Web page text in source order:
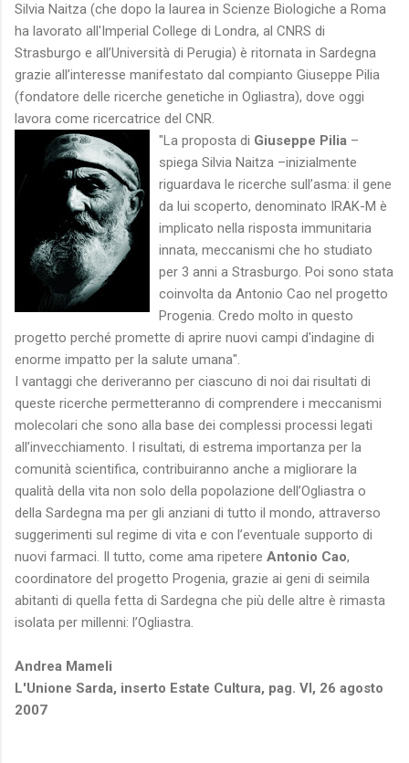
Silvia Naitza (che dopo la laurea in Scienze Biologiche a Roma
ha lavorato all'Imperial College di Londra, al CNRS di
Strasburgo e all’Università di Perugia) è ritornata in Sardegna
grazie all’interesse manifestato dal compianto Giuseppe Pilia
(fondatore delle ricerche genetiche in Ogliastra), dove oggi
lavora come ricercatrice del CNR.
"La proposta di Giuseppe Pilia –
spiega Silvia Naitza –inizialmente
riguardava le ricerche sull’asma: il gene
da lui scoperto, denominato IRAK-M è
implicato nella risposta immunitaria
innata, meccanismi che ho studiato
per 3 anni a Strasburgo. Poi sono stata
coinvolta da Antonio Cao nel progetto
Progenia. Credo molto in questo
progetto perché promette di aprire nuovi campi d'indagine di
enorme impatto per la salute umana".
I vantaggi che deriveranno per ciascuno di noi dai risultati di
queste ricerche permetteranno di comprendere i meccanismi
molecolari che sono alla base dei complessi processi legati
all’invecchiamento. I risultati, di estrema importanza per la
comunità scientifica, contribuiranno anche a migliorare la
qualità della vita non solo della popolazione dell’Ogliastra o
della Sardegna ma per gli anziani di tutto il mondo, attraverso
suggerimenti sul regime di vita e con l’eventuale supporto di
nuovi farmaci. Il tutto, come ama ripetere Antonio Cao,
coordinatore del progetto Progenia, grazie ai geni di seimila
abitanti di quella fetta di Sardegna che più delle altre è rimasta
isolata per millenni: l’Ogliastra.
Andrea Mameli
L'Unione Sarda, inserto Estate Cultura, pag. VI, 26 agosto
2007